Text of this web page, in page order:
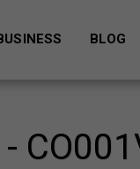
BLOG
-